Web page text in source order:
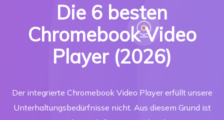
Die 6 besten
Chromebook Video
Player (2026)
Der integrierte Chromebook Video Player erfüllt unsere
Unterhaltungsbedürfnisse nicht. Aus diesem Grund ist